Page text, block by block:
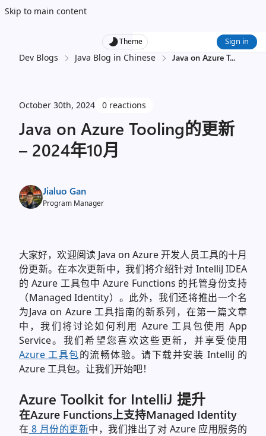
Skip to main content
Theme Sign in
Dev Blogs Java Blog in Chinese Java on Azure T...
October 30th, 2024 0 reactions
Java on Azure Tooling的更新
– 2024年10月
Jialuo Gan
Program Manager
大家好，欢迎阅读 Java on Azure 开发人员工具的十月
份更新。在本次更新中，我们将介绍针对 IntelliJ IDEA
的 Azure 工具包中 Azure Functions 的托管身份支持
（Managed Identity） 。此外，我们还将推出一个名
为Java on Azure 工具指南的新系列，在第一篇文章
中，我们将讨论如何利用 Azure 工具包使用 App
Service。 我们希望您喜欢这些更新，并享受使用
Azure 工具包的流畅体验。请下载并安装 IntelliJ 的
Azure 工具包。让我们开始吧！
Azure Toolkit for IntelliJ 提升
在Azure Functions上支持Managed Identity
在 8 月份的更新中，我们推出了对 Azure 应用服务的